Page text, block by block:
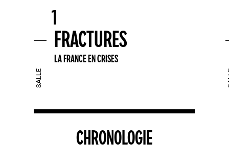
librairie
1
FRACTURES
LA FRANCE EN CRISES
CHRONOLOGIE